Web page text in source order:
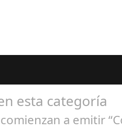
esta categoría
a emitir